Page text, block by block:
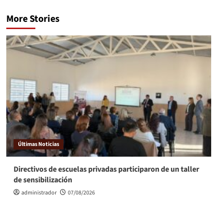
More Stories
Últimas Noticias
Directivos de escuelas privadas participaron de un taller
de sensibilización
administrador 07/08/2026